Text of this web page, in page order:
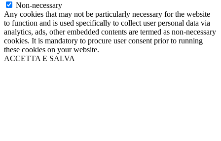
Non-necessary
Any cookies that may not be particularly necessary for the website
to function and is used specifically to collect user personal data via
analytics, ads, other embedded contents are termed as non-necessary
cookies. It is mandatory to procure user consent prior to running
these cookies on your website.
ACCETTA E SALVA